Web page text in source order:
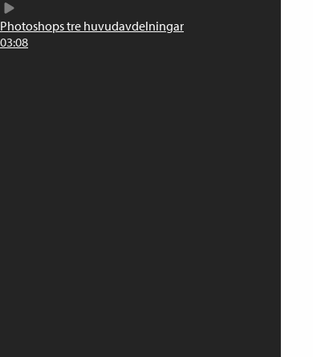
Photoshops tre huvudavdelningar
03:08